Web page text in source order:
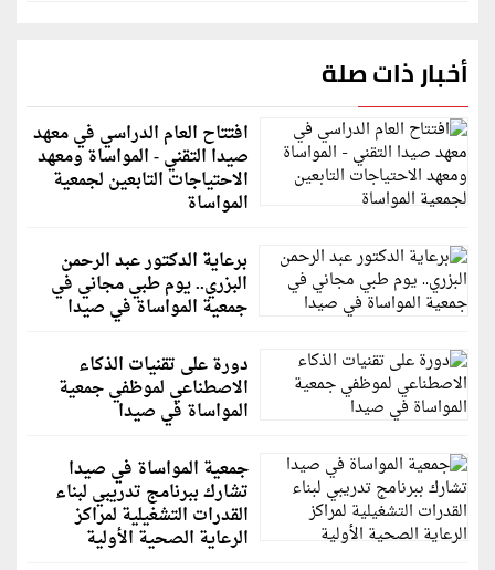
أخبار ذات صلة
افتتاح العام الدراسي في معهد
صيدا التقني - المواساة ومعهد
الاحتياجات التابعين لجمعية
المواساة
برعاية الدكتور عبد الرحمن
البزري.. يوم طبي مجاني في
جمعية المواساة في صيدا
دورة على تقنيات الذكاء
الاصطناعي لموظفي جمعية
المواساة في صيدا
جمعية المواساة في صيدا
تشارك ببرنامج تدريبي لبناء
القدرات التشغيلية لمراكز
الرعاية الصحية الأولية